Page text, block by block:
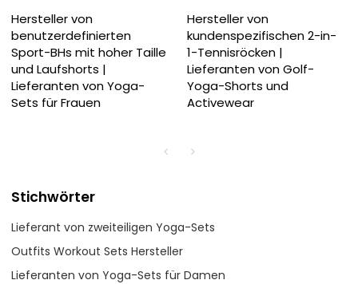
Hersteller von
benutzerdefinierten
Sport-BHs mit hoher Taille
und Laufshorts |
Lieferanten von Yoga-
Sets für Frauen
Hersteller von
kundenspezifischen 2-in-
1-Tennisröcken |
Lieferanten von Golf-
Yoga-Shorts und
Activewear
Stichwörter
Lieferant von zweiteiligen Yoga-Sets
Outfits Workout Sets Hersteller
Lieferanten von Yoga-Sets für Damen